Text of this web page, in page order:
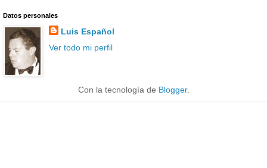
Datos personales
Luis Español
Ver todo mi perfil
Con la tecnología de Blogger.